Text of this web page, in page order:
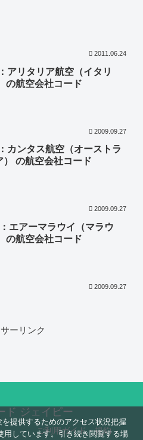
2011.06.24
アリタリア航空（イタリ
の航空会社コード
2009.09.27
カンタス航空（オーストラ
） の航空会社コード
2009.09.27
エアーマラウイ（マラウ
の航空会社コード
2009.09.27
ーリンク
ド ジェイピー
ご利用ガイド・規約
提供するためのアクセス状況把握
しています。引き続き閲覧する場